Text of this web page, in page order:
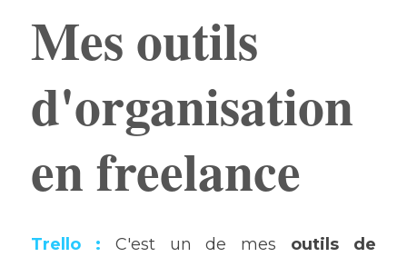
Mes outils
d'organisation
en freelance
Trello : C'est un de mes outils de